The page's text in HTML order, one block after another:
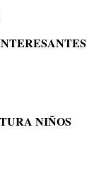
NIÑOS